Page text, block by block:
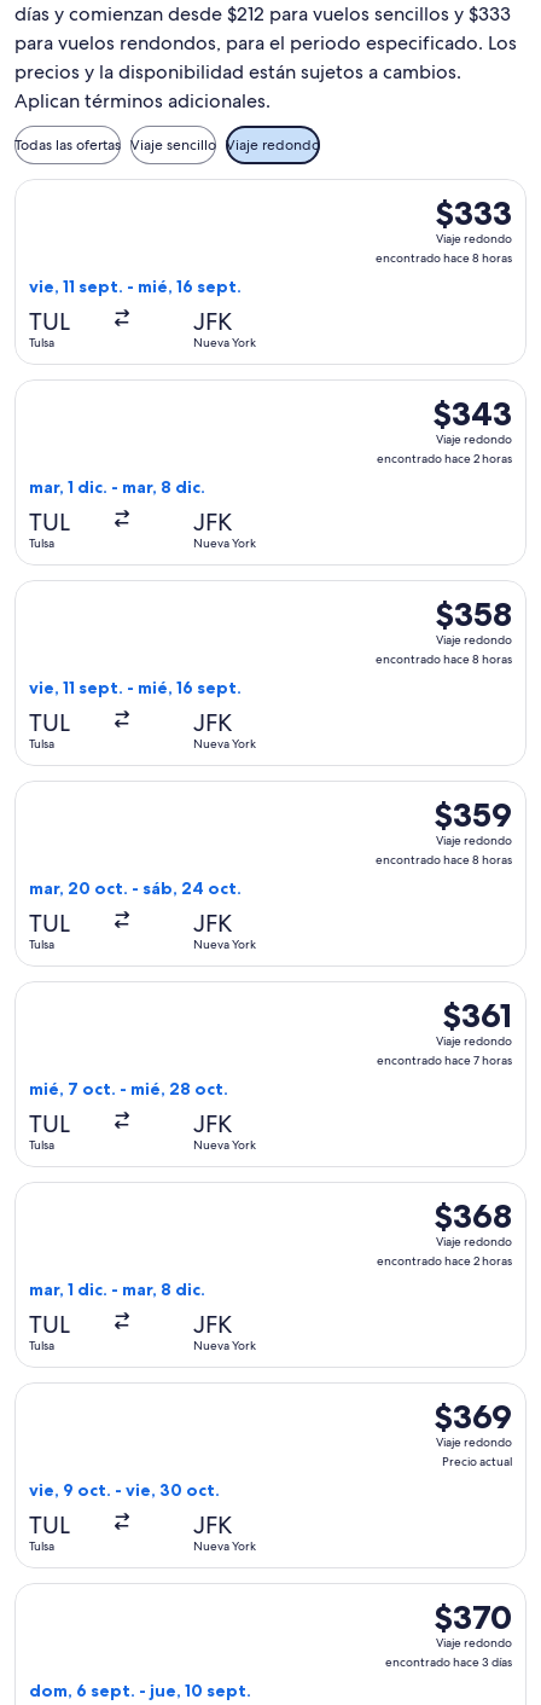
días y comienzan desde $212 para vuelos sencillos y $333
para vuelos rendondos, para el periodo especificado. Los
precios y la disponibilidad están sujetos a cambios.
Aplican términos adicionales.
Todas las ofertas Viaje sencillo Viaje redondo
$333
Viaje
redondo,
$333
Viaje redondo
encontrado hace 8 horas
vie, 11 sept. - mié, 16 sept.
TUL
Tulsa
JFK
Nueva York
Seleccionar vuelo de American Airlines, con salida el vie,
$343
Viaje
redondo,
$343
Viaje redondo
encontrado hace 2 horas
mar, 1 dic. - mar, 8 dic.
TUL
Tulsa
JFK
Nueva York
Seleccionar vuelo de Delta, con salida el mar, 1 dic. desde
$358
Viaje
redondo,
$358
Viaje redondo
encontrado hace 8 horas
vie, 11 sept. - mié, 16 sept.
TUL
Tulsa
JFK
Nueva York
Seleccionar vuelo de American Airlines, con salida el vie,
$359
Viaje
redondo,
$359
Viaje redondo
encontrado hace 8 horas
mar, 20 oct. - sáb, 24 oct.
TUL
Tulsa
JFK
Nueva York
Seleccionar vuelo de American Airlines, con salida el mar,
$361
Viaje
redondo,
$361
Viaje redondo
encontrado hace 7 horas
mié, 7 oct. - mié, 28 oct.
TUL
Tulsa
JFK
Nueva York
Seleccionar vuelo de Delta, con salida el mié, 7 oct. desde
$368
Viaje
redondo,
$368
Viaje redondo
encontrado hace 2 horas
mar, 1 dic. - mar, 8 dic.
TUL
Tulsa
JFK
Nueva York
Seleccionar vuelo de American Airlines, con salida el mar,
$369
Viaje
redondo,
$369
Viaje redondo
Precio actual
vie, 9 oct. - vie, 30 oct.
TUL
Tulsa
JFK
Nueva York
Seleccionar vuelo de American Airlines, con salida el vie, 9
$370
Viaje
redondo,
$370
Viaje redondo
encontrado hace 3 días
dom, 6 sept. - jue, 10 sept.
Seleccionar vuelo de American Airlines, con salida el dom,